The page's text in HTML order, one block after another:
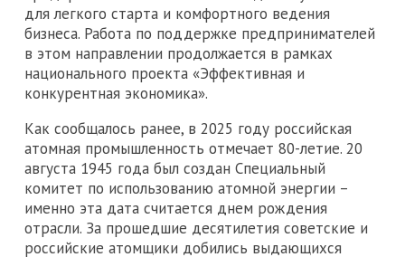
для легкого старта и комфортного ведения
бизнеса. Работа по поддержке предпринимателей
в этом направлении продолжается в рамках
национального проекта «Эффективная и
конкурентная экономика».
Как сообщалось ранее, в 2025 году российская
атомная промышленность отмечает 80-летие. 20
августа 1945 года был создан Специальный
комитет по использованию атомной энергии –
именно эта дата считается днем рождения
отрасли. За прошедшие десятилетия советские и
российские атомщики добились выдающихся